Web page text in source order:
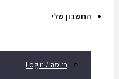
החשבון שלי
כניסה / Login